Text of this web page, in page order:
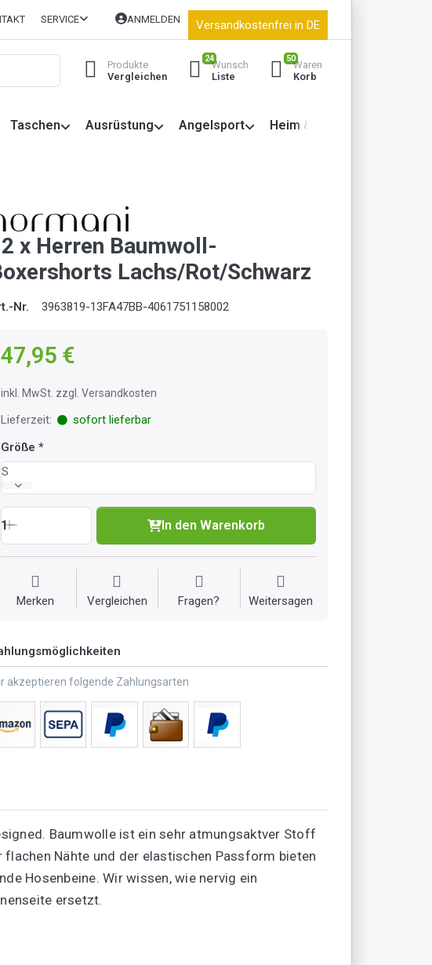
SERVICE ANMELDEN Versandkostenfrei in DE
Produkte
Vergleichen
24
Wunsch
Liste
50
Waren
Korb
Taschen Ausrüstung Angelsport Heim & Garten
x Herren Baumwoll-
Lachs/Rot/Schwarz
Nr. 3963819-13FA47BB-4061751158002
47,95 €
inkl. MwSt. zzgl. Versandkosten
Lieferzeit:
sofort lieferbar
Größe
S
1 In den Warenkorb
Merken Vergleichen Fragen? Weitersagen
akzeptieren folgende Zahlungsarten
Baumwolle ist ein sehr atmungsaktver Stoff
Nähte und der elastischen Passform bieten
Hosenbeine. Wir wissen, wie nervig ein
ersetzt.